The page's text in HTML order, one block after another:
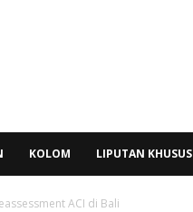
KOLOM LIPUTAN KHUSUS
ACI di Bali